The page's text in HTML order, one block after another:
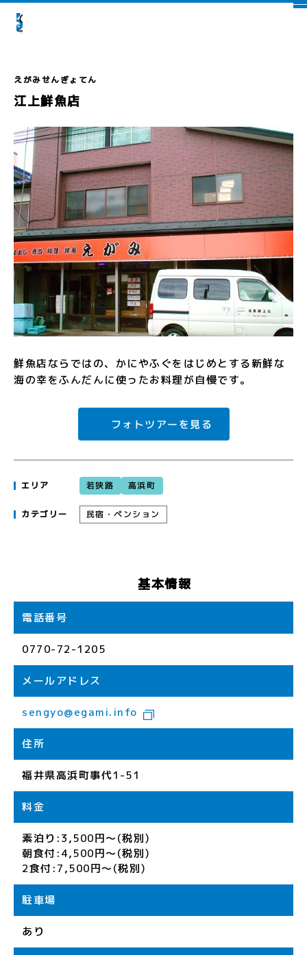
江上鮮魚店
鮮魚店ならではの、かにやふぐをはじめとする新鮮な
海の幸をふんだんに使ったお料理が自慢です。
フォトツアーを見る
エリア 若狭路 高浜町
カテゴリー 民宿・ペンション
基本情報
電話番号
0770-72-1205
メールアドレス
sengyo@egami.info
住所
福井県高浜町事代1-51
料金
素泊り:3,500円～(税別)
朝食付:4,500円～(税別)
2食付:7,500円～(税別)
駐車場
あり